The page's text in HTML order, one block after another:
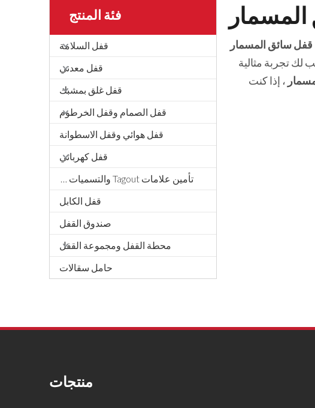
فئة المنتج
قفل السلامة
قفل معدني
قفل غلق بمشبك
قفل الصمام وقفل الخرطوم
قفل هوائي وقفل الاسطوانة
قفل كهربائي
تأمين علامات Tagout والتسميات والتوقيع
قفل الكابل
صندوق القفل
محطة القفل ومجموعة القفل
حامل سقالات
قفل سائق المسمار
لك تجربة مثالية
، إذا كنت
منتجات